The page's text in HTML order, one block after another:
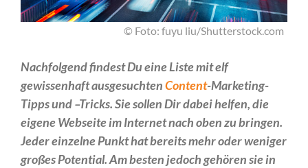
© Foto: fuyu liu/Shutterstock.com
Nachfolgend findest Du eine Liste mit elf
gewissenhaft ausgesuchtenContent-Marketing-
Tipps und –Tricks. Sie sollen Dir dabei helfen, die
eigene Webseite im Internet nach oben zu bringen.
Jeder einzelne Punkt hat bereits mehr oder weniger
großes Potential. Am besten jedoch gehören sie in